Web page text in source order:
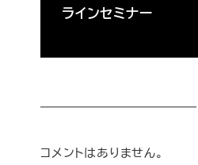
ラインセミナー
コメントはありません。